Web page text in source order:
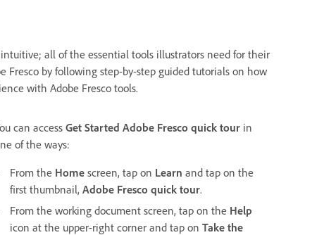
all of the essential tools illustrators need for their
Fresco by following step-by-step guided tutorials on how
with Adobe Fresco tools.
can access Get Started Adobe Fresco quick tour in
of the ways:
From the Home screen, tap on Learn and tap on the
first thumbnail, Adobe Fresco quick tour.
From the working document screen, tap on the Help
icon at the upper-right corner and tap on Take the